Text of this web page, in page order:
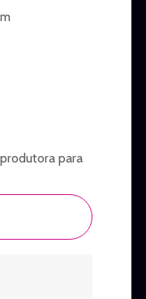
para